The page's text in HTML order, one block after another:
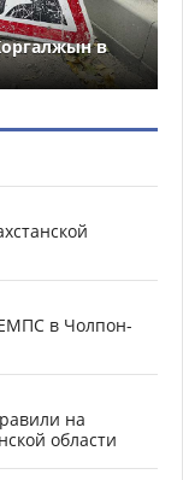
в
в Чолпон-
на
области